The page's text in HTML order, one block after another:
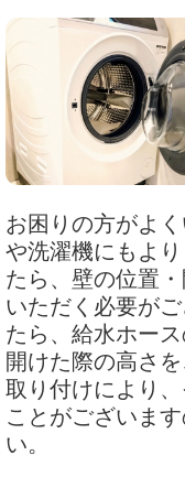
お困りの方がよ
や洗濯機にもよ
たら、壁の位置
いただく必要が
たら、給水ホー
開けた際の高さ
取り付けにより
ことがございま
い。